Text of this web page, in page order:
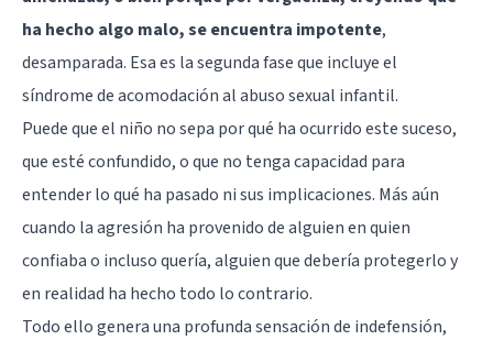
ha hecho algo malo, se encuentra impotente,
desamparada. Esa es la segunda fase que incluye el
síndrome de acomodación al abuso sexual infantil.
Puede que el niño no sepa por qué ha ocurrido este suceso,
que esté confundido, o que no tenga capacidad para
entender lo qué ha pasado ni sus implicaciones. Más aún
cuando la agresión ha provenido de alguien en quien
confiaba o incluso quería, alguien que debería protegerlo y
en realidad ha hecho todo lo contrario.
Todo ello genera una profunda sensación de indefensión,